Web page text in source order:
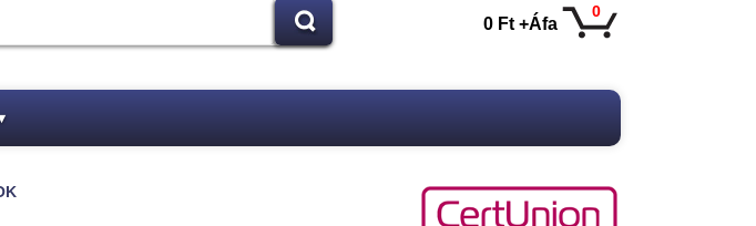
0
0 Ft +Áfa